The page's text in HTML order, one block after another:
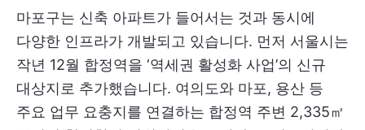
마포구는 신축 아파트가 들어서는 것과 동시에
다양한 인프라가 개발되고 있습니다. 먼저 서울시는
작년 12월 합정역을 ‘역세권 활성화 사업’의 신규
대상지로 추가했습니다. 여의도와 마포, 용산 등
주요 업무 요충지를 연결하는 합정역 주변 2,335㎡